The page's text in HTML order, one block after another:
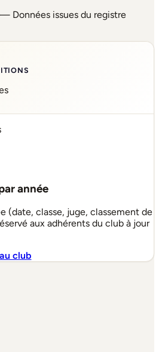
Données issues du registre
année
(date, classe, juge, classement de
aux adhérents du club à jour
club